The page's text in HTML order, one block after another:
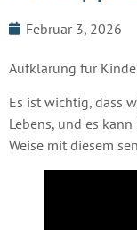
Februar 3, 2026
Aufklärung für
Es ist wichtig, dass
Lebens, und es
Weise mit diesem